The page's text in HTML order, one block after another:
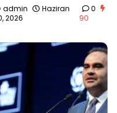
admin
Haziran
2026
0
90